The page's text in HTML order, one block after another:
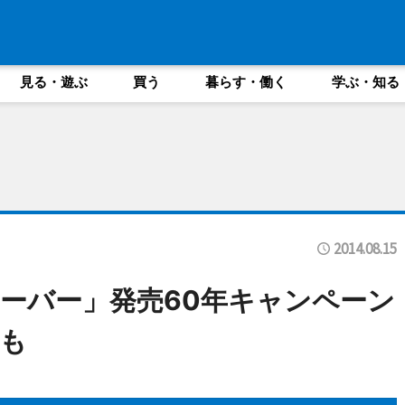
見る・遊ぶ 買う 暮らす・働く 学ぶ・知る
2014.08.15
バー」発売60年キャンペーン